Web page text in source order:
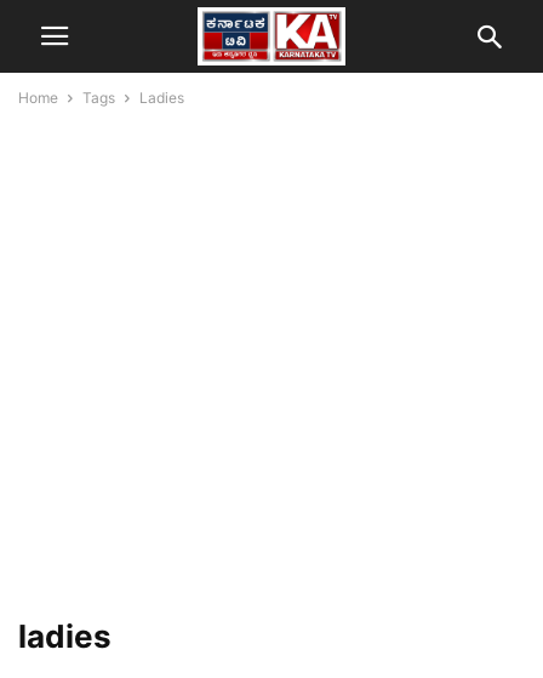
Home Tags Ladies
ladies